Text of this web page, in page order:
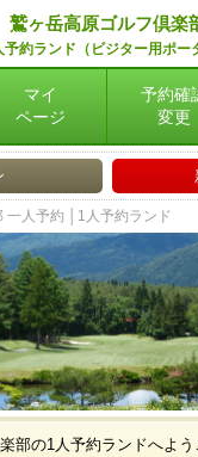
鷲ヶ岳高原ゴルフ倶楽
予約ランド（ビジター用ポー
マイ
ページ
予約確
変更
一人予約 │1人予約ランド
部の1人予約ランドへよう